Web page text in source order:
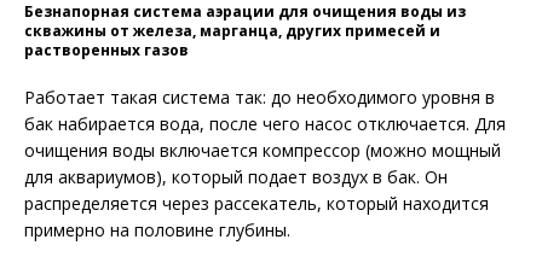
Безнапорная система аэрации для очищения воды из
скважины от железа, марганца, других примесей и
растворенных газов
Работает такая система так: до необходимого уровня в
бак набирается вода, после чего насос отключается. Для
очищения воды включается компрессор (можно мощный
для аквариумов), который подает воздух в бак. Он
распределяется через рассекатель, который находится
примерно на половине глубины.